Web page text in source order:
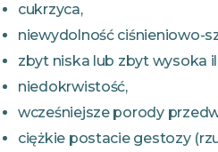
cukrzyca,
niewydolność ciśnieniowo-
zbyt niska lub zbyt wysoka
niedokrwistość,
wcześniejsze porody
ciężkie postacie gestozy